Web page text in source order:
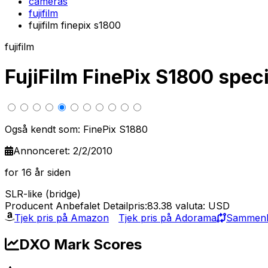
fujifilm
fujifilm finepix s1800
fujifilm
FujiFilm FinePix S1800
Også kendt som: FinePix S1880
Annonceret: 2/2/2010
for 16 år siden
SLR-like (bridge)
Producent Anbefalet Detailpris:83.38 valuta: USD
Tjek pris på Amazon
Tjek pris på Adorama
DXO Mark Scores